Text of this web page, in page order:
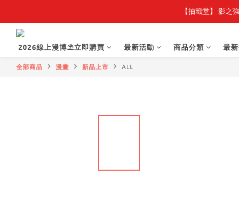
【抽籤堂】 影之
2026線上漫博⛱️立即購買
最新活動 商品分類 最
全部商品 漫畫 新品上市 ALL